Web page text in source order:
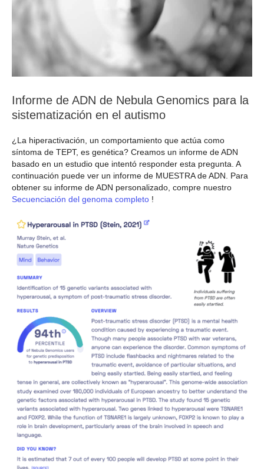
Informe de ADN de Nebula Genomics para la
sistematización en el autismo
¿La hiperactivación, un comportamiento que actúa como
síntoma de TEPT, es genética? Creamos un informe de ADN
basado en un estudio que intentó responder esta pregunta. A
continuación puede ver un informe de MUESTRA de ADN. Para
obtener su informe de ADN personalizado, compre nuestro
Secuenciación del genoma completo !